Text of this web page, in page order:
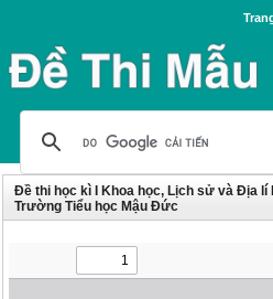
Đề thi học kì I Khoa học, Lịch sử và Địa lí
Trường Tiểu học Mậu Đức